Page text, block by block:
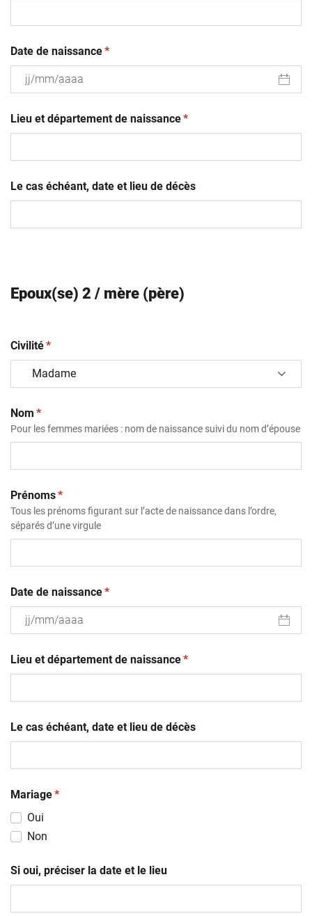
Date de naissance(obligatoire)
*
slash
MM
Lieu et département de naissance(obligatoire)
*
Le cas échéant, date et lieu de décès
Epoux(se) 2 / mère (père)
Civilité(obligatoire)
*
Nom (obligatoire)
*
Pour les femmes mariées : nom de naissance suivi du nom d’épouse
Prénoms(obligatoire)
*
Tous les prénoms figurant sur l’acte de naissance dans l’ordre,
séparés d’une virgule
Date de naissance(obligatoire)
*
slash
MM
Lieu et département de naissance(obligatoire)
*
Le cas échéant, date et lieu de décès
Mariage(obligatoire)
*
Oui
Non
Si oui, préciser la date et le lieu